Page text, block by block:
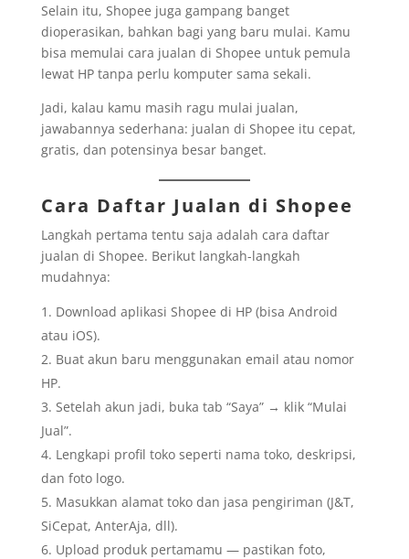
Selain itu, Shopee juga gampang banget
dioperasikan, bahkan bagi yang baru mulai. Kamu
bisa memulai cara jualan di Shopee untuk pemula
lewat HP tanpa perlu komputer sama sekali.
Jadi, kalau kamu masih ragu mulai jualan,
jawabannya sederhana: jualan di Shopee itu cepat,
gratis, dan potensinya besar banget.
Cara Daftar Jualan di Shopee
Langkah pertama tentu saja adalah cara daftar
jualan di Shopee. Berikut langkah-langkah
mudahnya:
Download aplikasi Shopee di HP (bisa Android
atau iOS).
Buat akun baru menggunakan email atau nomor
HP.
Setelah akun jadi, buka tab “Saya” → klik “Mulai
Jual”.
Lengkapi profil toko seperti nama toko, deskripsi,
dan foto logo.
Masukkan alamat toko dan jasa pengiriman (J&T,
SiCepat, AnterAja, dll).
Upload produk pertamamu — pastikan foto,